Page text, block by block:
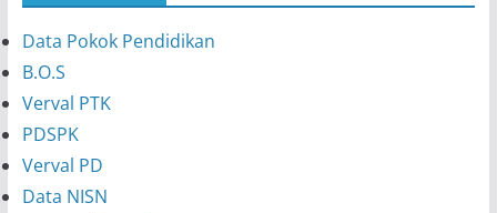
Data Pokok Pendidikan
B.O.S
Verval PTK
PDSPK
Verval PD
Data NISN